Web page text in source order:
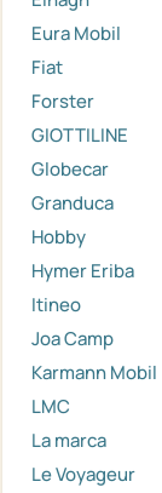
Eura Mobil
Fiat
Forster
GIOTTILINE
Globecar
Granduca
Hobby
Hymer Eriba
Itineo
Joa Camp
Karmann Mobil
LMC
La marca
Le Voyageur